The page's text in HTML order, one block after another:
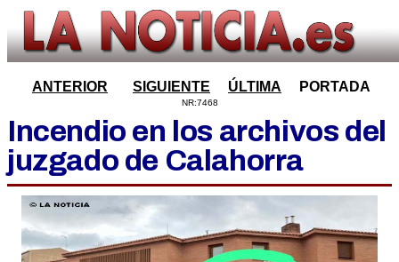
ANTERIOR SIGUIENTE ÚLTIMA PORTADA
NR:7468
Incendio en los archivos del
juzgado de Calahorra